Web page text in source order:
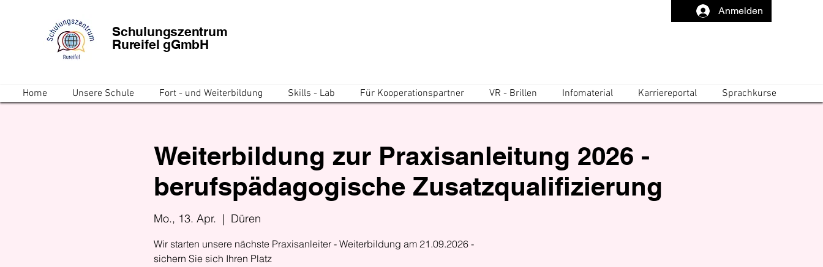
Anmelden
Schulungszentrum
Rureifel gGmbH
Home Unsere Schule Fort - und Weiterbildung Skills - Lab Für Kooperationspartner VR - Brillen Infomaterial Karriereportal Sprachkurse
Weiterbildung zur Praxisanleitung 2026 -
berufspädagogische Zusatzqualifizierung
Mo., 13. Apr.
  |
Düren
Wir starten unsere nächste Praxisanleiter - Weiterbildung am 21.09.2026 -
sichern Sie sich Ihren Platz